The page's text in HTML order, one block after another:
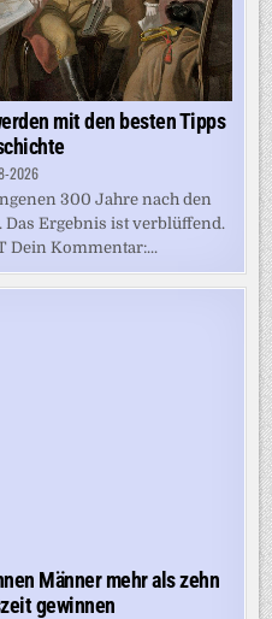
mit den besten Tipps
2026
300 Jahre nach den
Das Ergebnis ist verblüffend.
Dein Kommentar:...
Männer mehr als zehn
gewinnen